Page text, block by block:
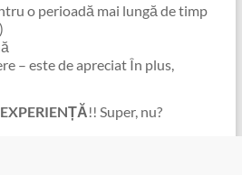
o perioadă mai lungă de timp
– este de apreciat În plus,
!! Super, nu?